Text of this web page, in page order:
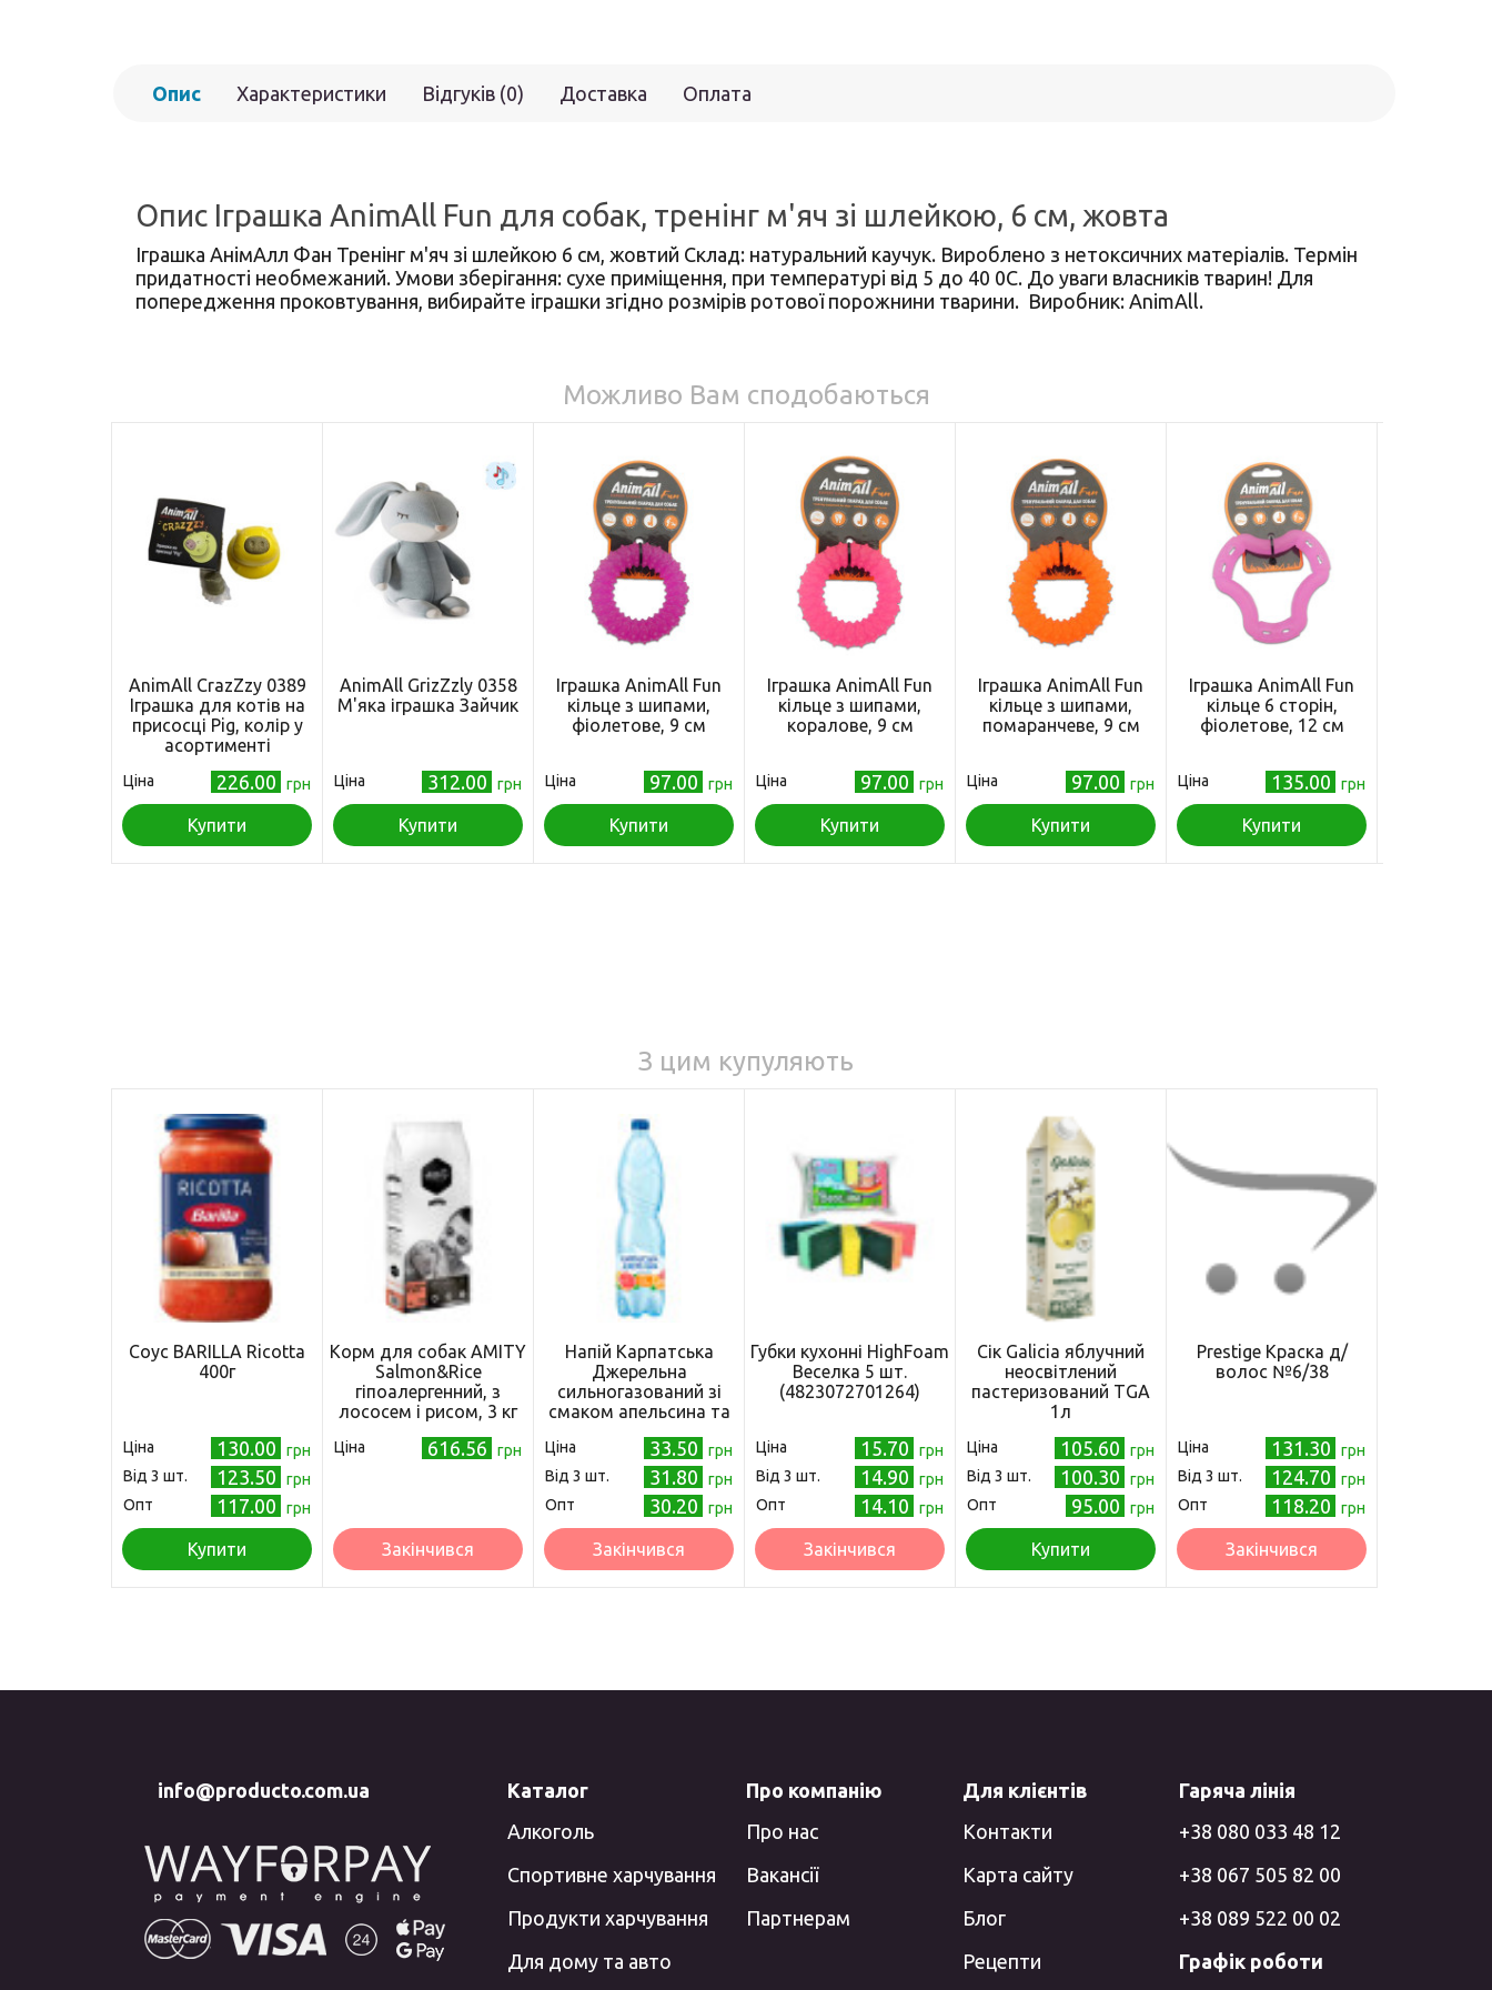
Опис Характеристики Відгуків (0) Доставка Оплата
Опис Іграшка AnimAll Fun для собак, тренінг м'яч зі шлейкою, 6 см, жовта
Іграшка АнімАлл Фан Тренінг м'яч зі шлейкою 6 см, жовтий Склад: натуральний каучук. Вироблено з нетоксичних матеріалів. Термін
придатності необмежаний. Умови зберігання: сухе приміщення, при температурі від 5 до 40 0С. До уваги власників тварин! Для
попередження проковтування, вибирайте іграшки згідно розмірів ротової порожнини тварини. Виробник: AnimAll.
Можливо Вам сподобаються
AnimAll CrazZzy 0389
Іграшка для котів на
присосці Pig, колір у
асортименті
Ціна 226.00 грн
Купити
AnimAll GrizZzly 0358
М'яка іграшка Зайчик
Ціна 312.00 грн
Купити
Іграшка AnimAll Fun
кільце з шипами,
фіолетове, 9 см
Ціна 97.00 грн
Купити
Іграшка AnimAll Fun
кільце з шипами,
коралове, 9 см
Ціна 97.00 грн
Купити
Іграшка AnimAll Fun
кільце з шипами,
помаранчеве, 9 см
Ціна 97.00 грн
Купити
Іграшка AnimAll Fun
кільце 6 сторін,
фіолетове, 12 см
Ціна 135.00 грн
Купити
З цим купуляють
Соус BARILLA Ricotta
400г
Ціна 130.00
грн
Від 3 шт.
123.50
грн
Опт
117.00 грн
Купити
Корм для собак AMITY
Salmon&Rice
гіпоалергенний, з
лососем і рисом, 3 кг
Ціна 616.56 грн
Закінчився
Напій Карпатська
Джерельна
сильногазований зі
смаком апельсина та
(4820051240448)
Ціна 33.50
грн
Від 3 шт.
31.80
грн
Опт
30.20 грн
Закінчився
Губки кухонні HighFoam
Веселка 5 шт.
(4823072701264)
Ціна 15.70
грн
Від 3 шт.
14.90
грн
Опт
14.10 грн
Закінчився
Сік Galicia яблучний
неосвітлений
пастеризований TGA
1л
Ціна 105.60
грн
Від 3 шт.
100.30
грн
Опт
95.00 грн
Купити
Prestige Краска д/
волос №6/38
Ціна 131.30
грн
Від 3 шт.
124.70
грн
Опт
118.20 грн
Закінчився
info@producto.com.ua
Каталог
Алкоголь
Спортивне харчування
Продукти харчування
Для дому та авто
Про компанію
Про нас
Вакансії
Партнерам
Для клієнтів
Контакти
Карта сайту
Блог
Рецепти
Гаряча лінія
+38 080 033 48 12
+38 067 505 82 00
+38 089 522 00 02
Графік роботи